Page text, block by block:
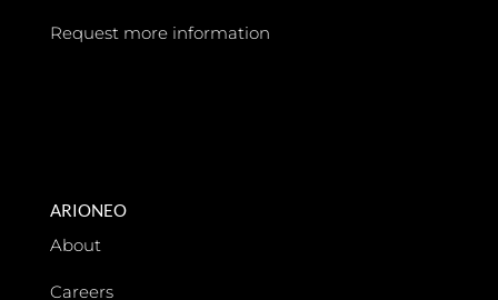
Request more information
ARIONEO
About
Careers